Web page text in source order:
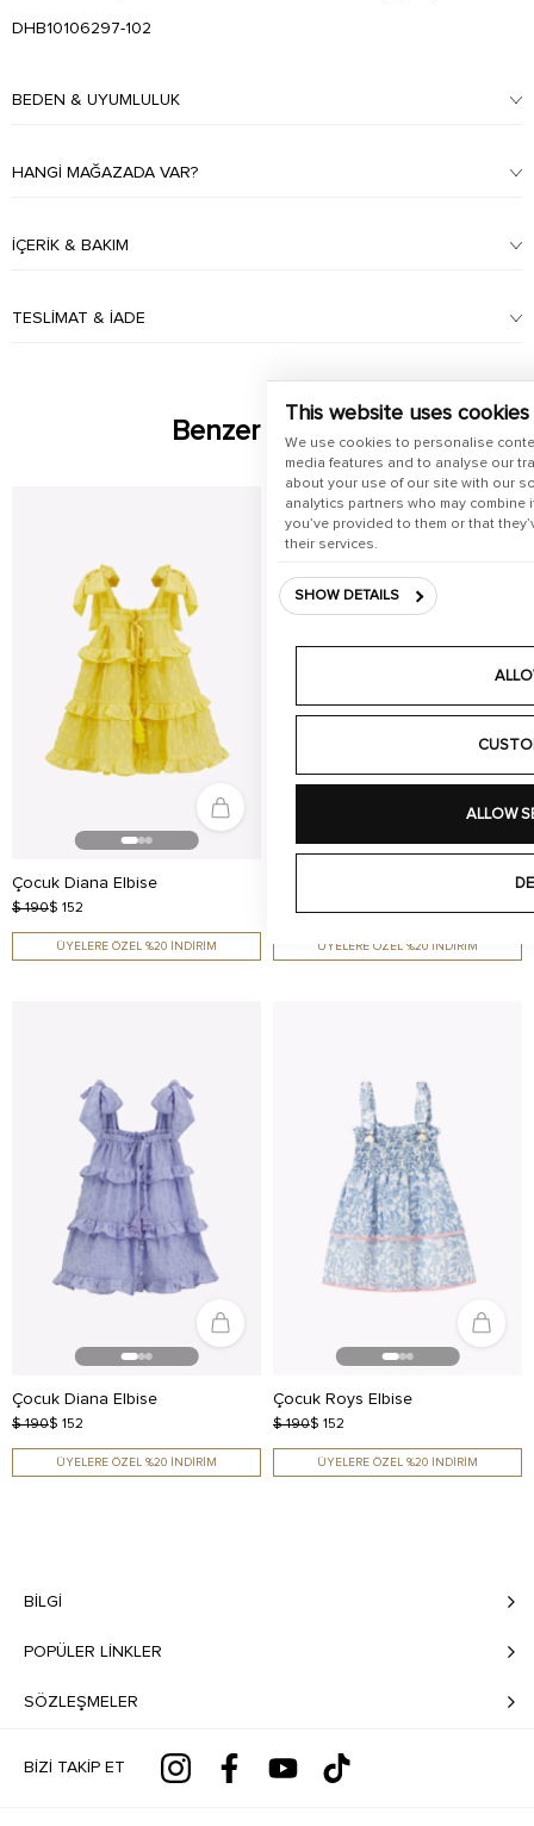
This website uses cookies
We use cookies to personalise
media features and to analyse our
about your use of our site with our
analytics partners who may
you’ve provided to them or that
their services.
SHOW DETAILS
ALLOW
DHB10106297-102
BEDEN & UYUMLULUK
HANGI MAĞAZADA VAR?
İÇERIK & BAKIM
TESLIMAT & İADE
Benzer Ürünler
Çocuk Diana Elbise
$ 190$ 152
ÜYELERE ÖZEL %20 İNDİRİM ÜYELERE ÖZEL %20 İNDİRİM
Çocuk Diana Elbise
$ 190$ 152
ÜYELERE ÖZEL %20 İNDİRİM
Çocuk Roys Elbise
$ 190$ 152
ÜYELERE ÖZEL %20 İNDİRİM
BILGI
POPÜLER LİNKLER
SÖZLEŞMELER
BIZI TAKIP ET